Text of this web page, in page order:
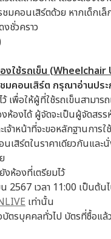
ชมคอนเสิร์ตด้วย หากเด็
ชั่วคราว
งใช้รถเข็น (Wheelchair
มคอนเสิร์ต กรุณาอ่านปร
เพื่อให้ผู้ที่ใช้รถเข็นสามา
ห้องได้ ผู้จัดจะเป็นผู้จัดสร
จ้าหน้าที่จะขอหลักฐานกา
เสิร์ตในราคาเดียวกันแล
ห้องที่เตรียมไว้
2567 เวลา 11:00 เป็นต้
เท่านั้น
บัตรบุคคลทั่วไป บัตรที่ซื้อ